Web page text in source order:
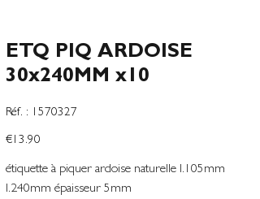
ETQ PIQ ARDOISE
30x240MM x10
Réf. :
SKU
1570327
1570327
Price
€13.90
étiquette à piquer ardoise naturelle l.105mm
l.240mm épaisseur 5mm